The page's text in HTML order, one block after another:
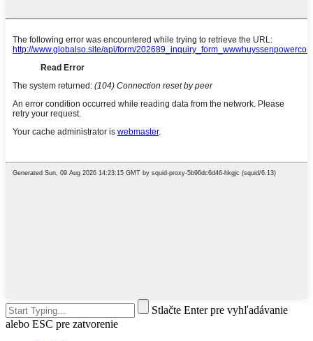
Stlačte Enter pre vyhľadávanie
alebo ESC pre zatvorenie